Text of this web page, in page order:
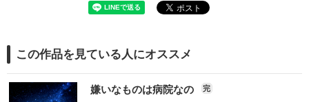
この作品を見ている人にオススメ
嫌いなものは病院なの 完